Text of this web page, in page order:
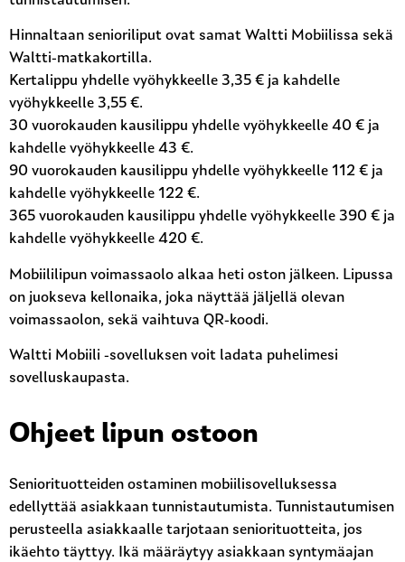
Hinnaltaan senioriliput ovat samat Waltti Mobiilissa sekä
Waltti-matkakortilla.
Kertalippu yhdelle vyöhykkeelle 3,35 € ja kahdelle
vyöhykkeelle 3,55 €.
30 vuorokauden kausilippu yhdelle vyöhykkeelle 40 € ja
kahdelle vyöhykkeelle 43 €.
90 vuorokauden kausilippu yhdelle vyöhykkeelle 112 € ja
kahdelle vyöhykkeelle 122 €.
365 vuorokauden kausilippu yhdelle vyöhykkeelle 390 € ja
kahdelle vyöhykkeelle 420 €.
Mobiililipun voimassaolo alkaa heti oston jälkeen. Lipussa
on juokseva kellonaika, joka näyttää jäljellä olevan
voimassaolon, sekä vaihtuva QR-koodi.
Waltti Mobiili -sovelluksen voit ladata puhelimesi
sovelluskaupasta.
Ohjeet lipun ostoon
Seniorituotteiden ostaminen mobiilisovelluksessa
edellyttää asiakkaan tunnistautumista. Tunnistautumisen
perusteella asiakkaalle tarjotaan seniorituotteita, jos
ikäehto täyttyy. Ikä määräytyy asiakkaan syntymäajan